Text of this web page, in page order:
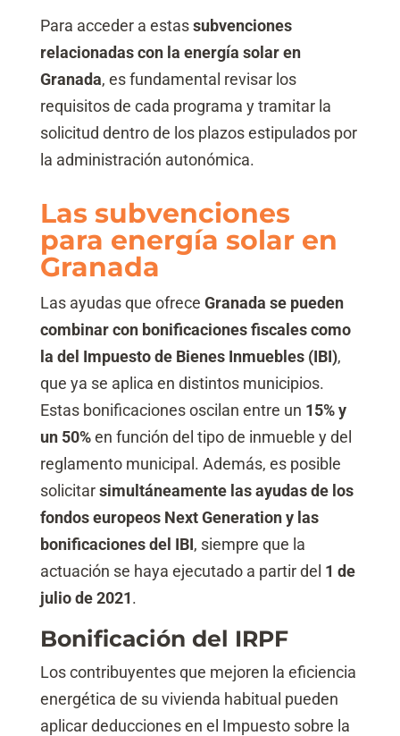
Para acceder a estassubvenciones
relacionadas con la energía solar en
Granada, es fundamental revisar los
requisitos de cada programa y tramitar la
solicitud dentro de los plazos estipulados por
la administración autonómica.
Las subvenciones
para energía solar en
Granada
Las ayudas que ofrece Granada se pueden
combinar con bonificaciones fiscales como
la del Impuesto de Bienes Inmuebles (IBI),
que ya se aplica en distintos municipios.
Estas bonificaciones oscilan entre un 15% y
un 50%en función del tipo de inmueble y del
reglamento municipal. Además, es posible
solicitarsimultáneamente las ayudas de los
fondos europeos Next Generation y las
bonificaciones del IBI, siempre que la
actuación se haya ejecutado a partir del 1 de
julio de 2021.
Bonificación del IRPF
Los contribuyentes que mejoren la eficiencia
energética de su vivienda habitual pueden
aplicar deducciones en el Impuesto sobre la